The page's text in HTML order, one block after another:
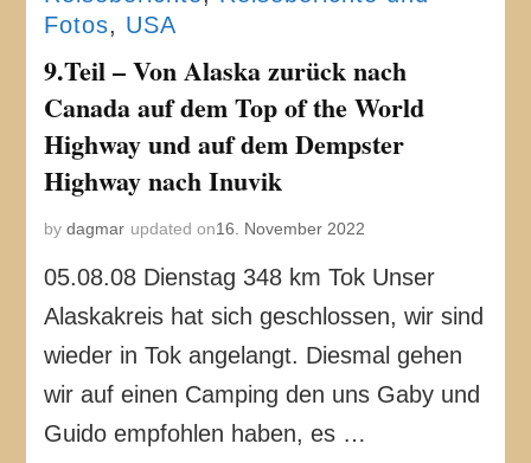
Fotos, USA
9.Teil – Von Alaska zurück nach
Canada auf dem Top of the World
Highway und auf dem Dempster
Highway nach Inuvik
bydagmar updated on16. November 2022
05.08.08 Dienstag 348 km Tok Unser
Alaskakreis hat sich geschlossen, wir sind
wieder in Tok angelangt. Diesmal gehen
wir auf einen Camping den uns Gaby und
Guido empfohlen haben, es …